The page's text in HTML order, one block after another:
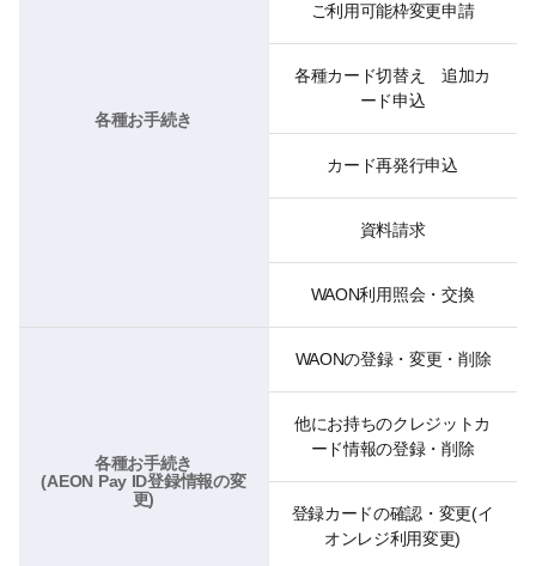
各種お手続き
ご利用可能枠変更申請
各種カード切替え 追加カ
ード申込
カード再発行申込
資料請求
WAON利用照会・交換
各種お手続き
(AEON Pay ID登録情報の変
更)
WAONの登録・変更・削除
他にお持ちのクレジットカ
ード情報の登録・削除
登録カードの確認・変更(イ
オンレジ利用変更)